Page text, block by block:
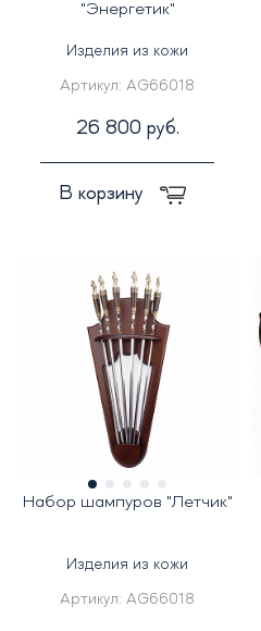
"Энергетик"
Изделия из кожи
Артикул:AG66018
26 800 руб.
В корзину
Набор шампуров "Летчик"
Изделия из кожи
Артикул:AG66018